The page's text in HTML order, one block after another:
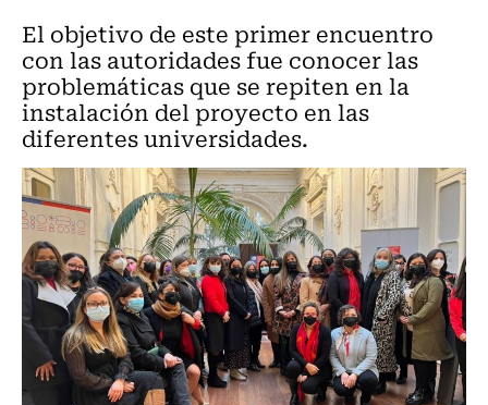
El objetivo de este primer encuentro
con las autoridades fue conocer las
problemáticas que se repiten en la
instalación del proyecto en las
diferentes universidades.